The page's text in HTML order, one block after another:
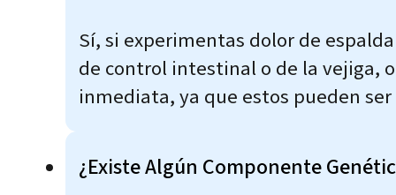
Sí, si experimentas dolor de
de control intestinal o de la vejiga,
inmediata, ya que estos pueden
¿Existe Algún Componente